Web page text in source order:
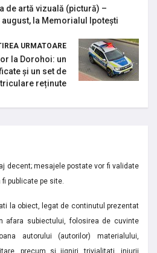
de artă vizuală (pictură) –
august, la Memorialul Ipotești
URMATOARE
la Dorohoi: un
și un set de
reținute
decent; mesajele postate vor fi validate
publicate pe site.
la obiect, legat de continutul prezentat
afara subiectului, folosirea de cuvinte
autorului (autorilor) materialului,
precum si jigniri, trivialitati, injurii